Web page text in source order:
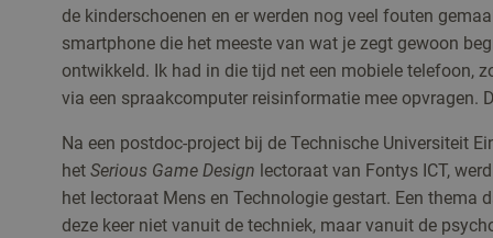
de kinderschoenen en er werden nog veel fouten
smartphone die het meeste van wat je zegt gewoon
ontwikkeld. Ik had in die tijd net een mobiele telefoon,
via een spraakcomputer reisinformatie mee opvragen.
Na een postdoc-project bij de Technische Universiteit
het Serious Game Design lectoraat van Fontys ICT,
het lectoraat Mens en Technologie gestart. Een thema
deze keer niet vanuit de techniek, maar vanuit de